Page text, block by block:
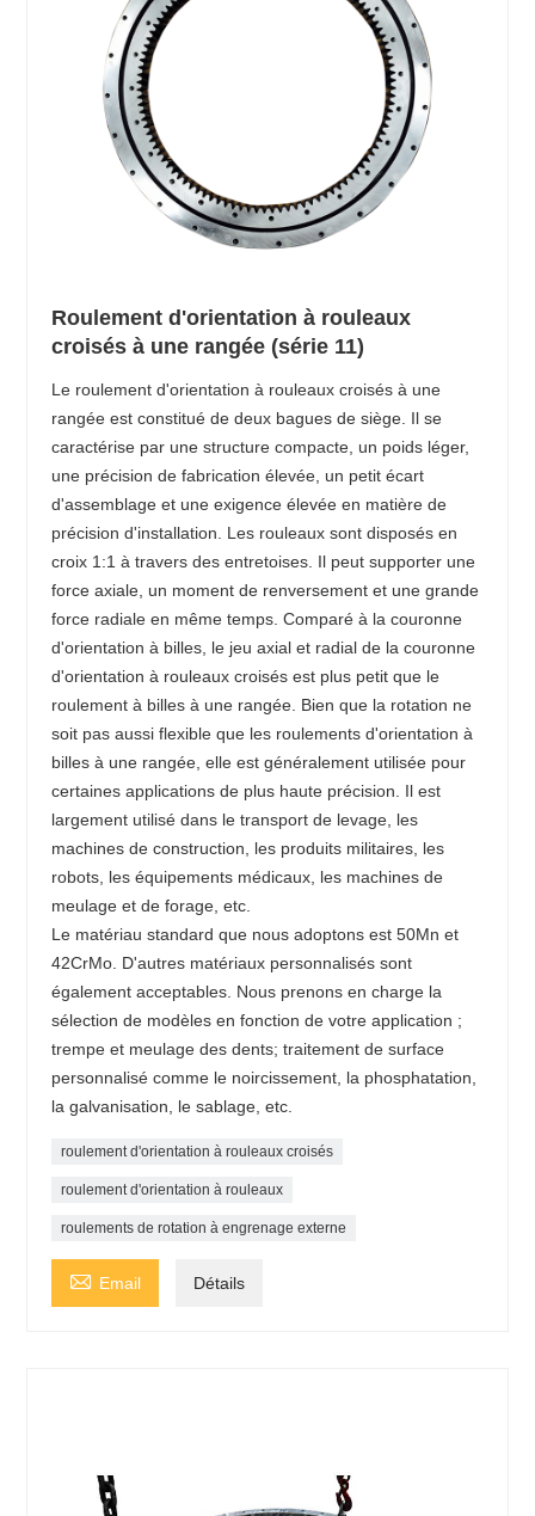
Roulement d'orientation à rouleaux
croisés à une rangée (série 11)
Le roulement d'orientation à rouleaux croisés à une
rangée est constitué de deux bagues de siège. Il se
caractérise par une structure compacte, un poids léger,
une précision de fabrication élevée, un petit écart
d'assemblage et une exigence élevée en matière de
précision d'installation. Les rouleaux sont disposés en
croix 1:1 à travers des entretoises. Il peut supporter une
force axiale, un moment de renversement et une grande
force radiale en même temps. Comparé à la couronne
d'orientation à billes, le jeu axial et radial de la couronne
d'orientation à rouleaux croisés est plus petit que le
roulement à billes à une rangée. Bien que la rotation ne
soit pas aussi flexible que les roulements d'orientation à
billes à une rangée, elle est généralement utilisée pour
certaines applications de plus haute précision. Il est
largement utilisé dans le transport de levage, les
machines de construction, les produits militaires, les
robots, les équipements médicaux, les machines de
meulage et de forage, etc.
Le matériau standard que nous adoptons est 50Mn et
42CrMo. D'autres matériaux personnalisés sont
également acceptables. Nous prenons en charge la
sélection de modèles en fonction de votre application ;
trempe et meulage des dents; traitement de surface
personnalisé comme le noircissement, la phosphatation,
la galvanisation, le sablage, etc.
roulement d'orientation à rouleaux croisés
roulement d'orientation à rouleaux
roulements de rotation à engrenage externe
 Email Détails